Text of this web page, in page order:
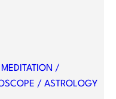
/
/ ASTROLOGY